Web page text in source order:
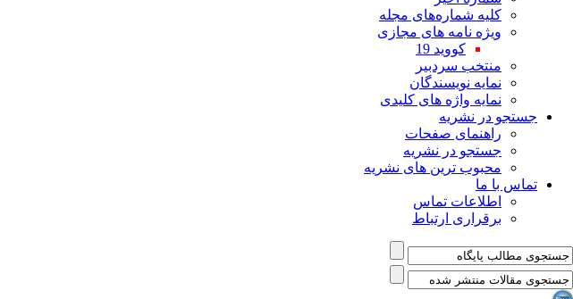
کلیه شماره‌های مجله
ویژه نامه های مجازی
کووید 19
منتخب سردبیر
نمایه نویسندگان
نمایه واژه های کلیدی
جستجو در نشریه
راهنمای صفحات
جستجو در نشریه
محبوب ترین های نشریه
تماس با ما
اطلاعات تماس
برقراری ارتباط